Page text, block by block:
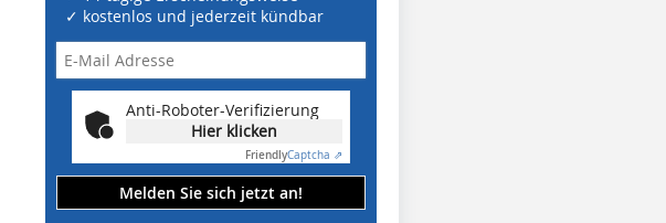
✓ kostenlos und jederzeit kündbar
Anti-Roboter-Verifizierung
Hier klicken
FriendlyCaptcha ⇗
Melden Sie sich jetzt an!